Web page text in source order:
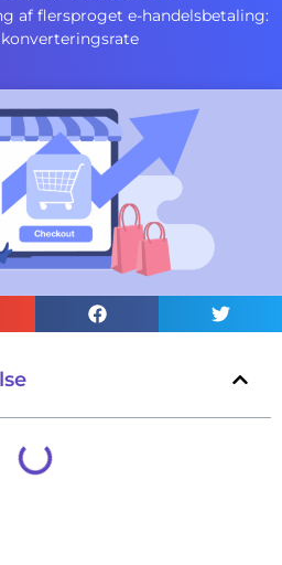
af flersproget e-handelsbetaling: